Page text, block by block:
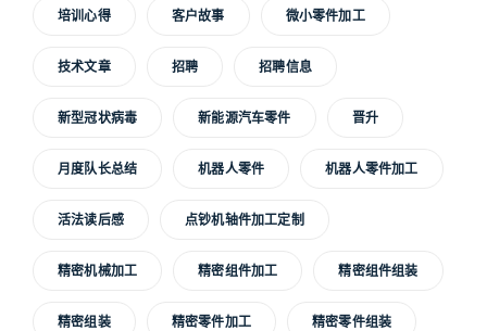
培训心得 客户故事 微小零件加工
技术文章 招聘 招聘信息
新型冠状病毒 新能源汽车零件 晋升
月度队长总结 机器人零件 机器人零件加工
活法读后感 点钞机轴件加工定制
精密机械加工 精密组件加工 精密组件组装
精密组装 精密零件加工 精密零件组装